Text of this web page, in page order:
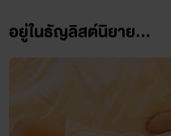
อยู่ในธัญลิสต์นิยาย...